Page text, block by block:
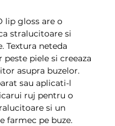
lip gloss are o
stralucitoare si
Textura neteda
peste piele si creeaza
asupra buzelor.
sau aplicati-l
ruj pentru o
si un
farmec pe buze.